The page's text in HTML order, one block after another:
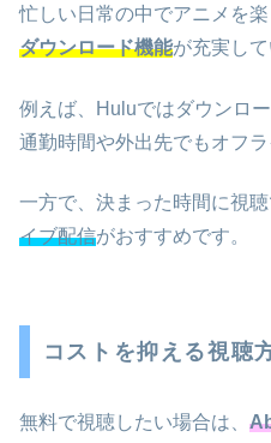
忙しい日常の中でアニメを楽
ダウンロード機能が充実して
例えば、Huluではダウンロ
通勤時間や外出先でもオフラ
一方で、決まった時間に視聴
イブ配信がおすすめです。
コストを抑える視聴
無料で視聴したい場合は、